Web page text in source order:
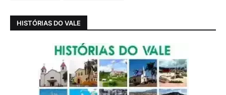
HISTÓRIAS DO VALE